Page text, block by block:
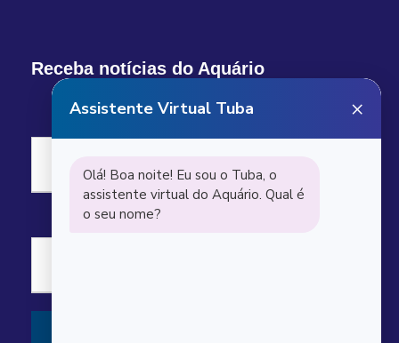
Receba notícias do Aquário